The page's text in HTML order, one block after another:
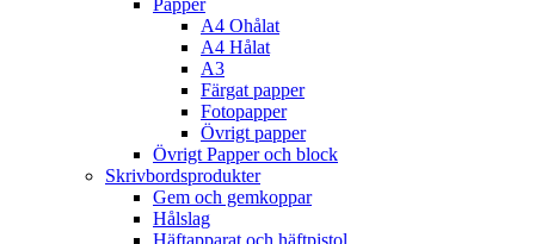
Papper
A4 Ohålat
A4 Hålat
A3
Färgat papper
Fotopapper
Övrigt papper
Övrigt Papper och block
Skrivbordsprodukter
Gem och gemkoppar
Hålslag
Häftapparat och häftpistol